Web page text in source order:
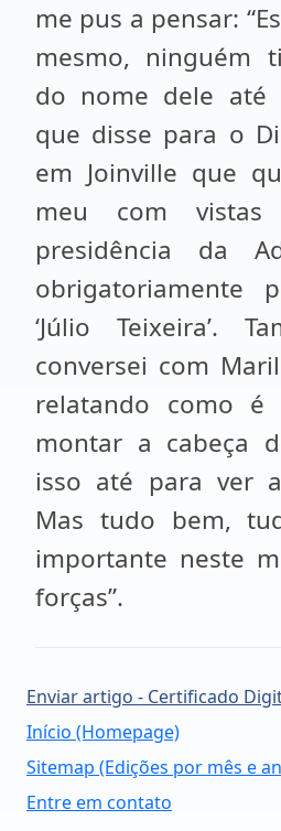
me pus a pensar:
mesmo, ninguém
do nome dele até
que disse para o
em Joinville que
meu com
presidência da
obrigatoriamente
‘Júlio Teixeira’.
conversei com
relatando como é
montar a cabeça
isso até para ver
Mas tudo bem,
importante neste
forças”.
Enviar artigo - Certificado
Início (Homepage)
Sitemap (Edições por mês e
Entre em contato